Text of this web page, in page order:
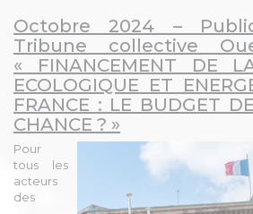
Octobre 2024 –
Tribune collective
« FINANCEMENT DE
ECOLOGIQUE ET
FRANCE : LE BUDGET
CHANCE ? »
Pour
tous les
acteurs
des